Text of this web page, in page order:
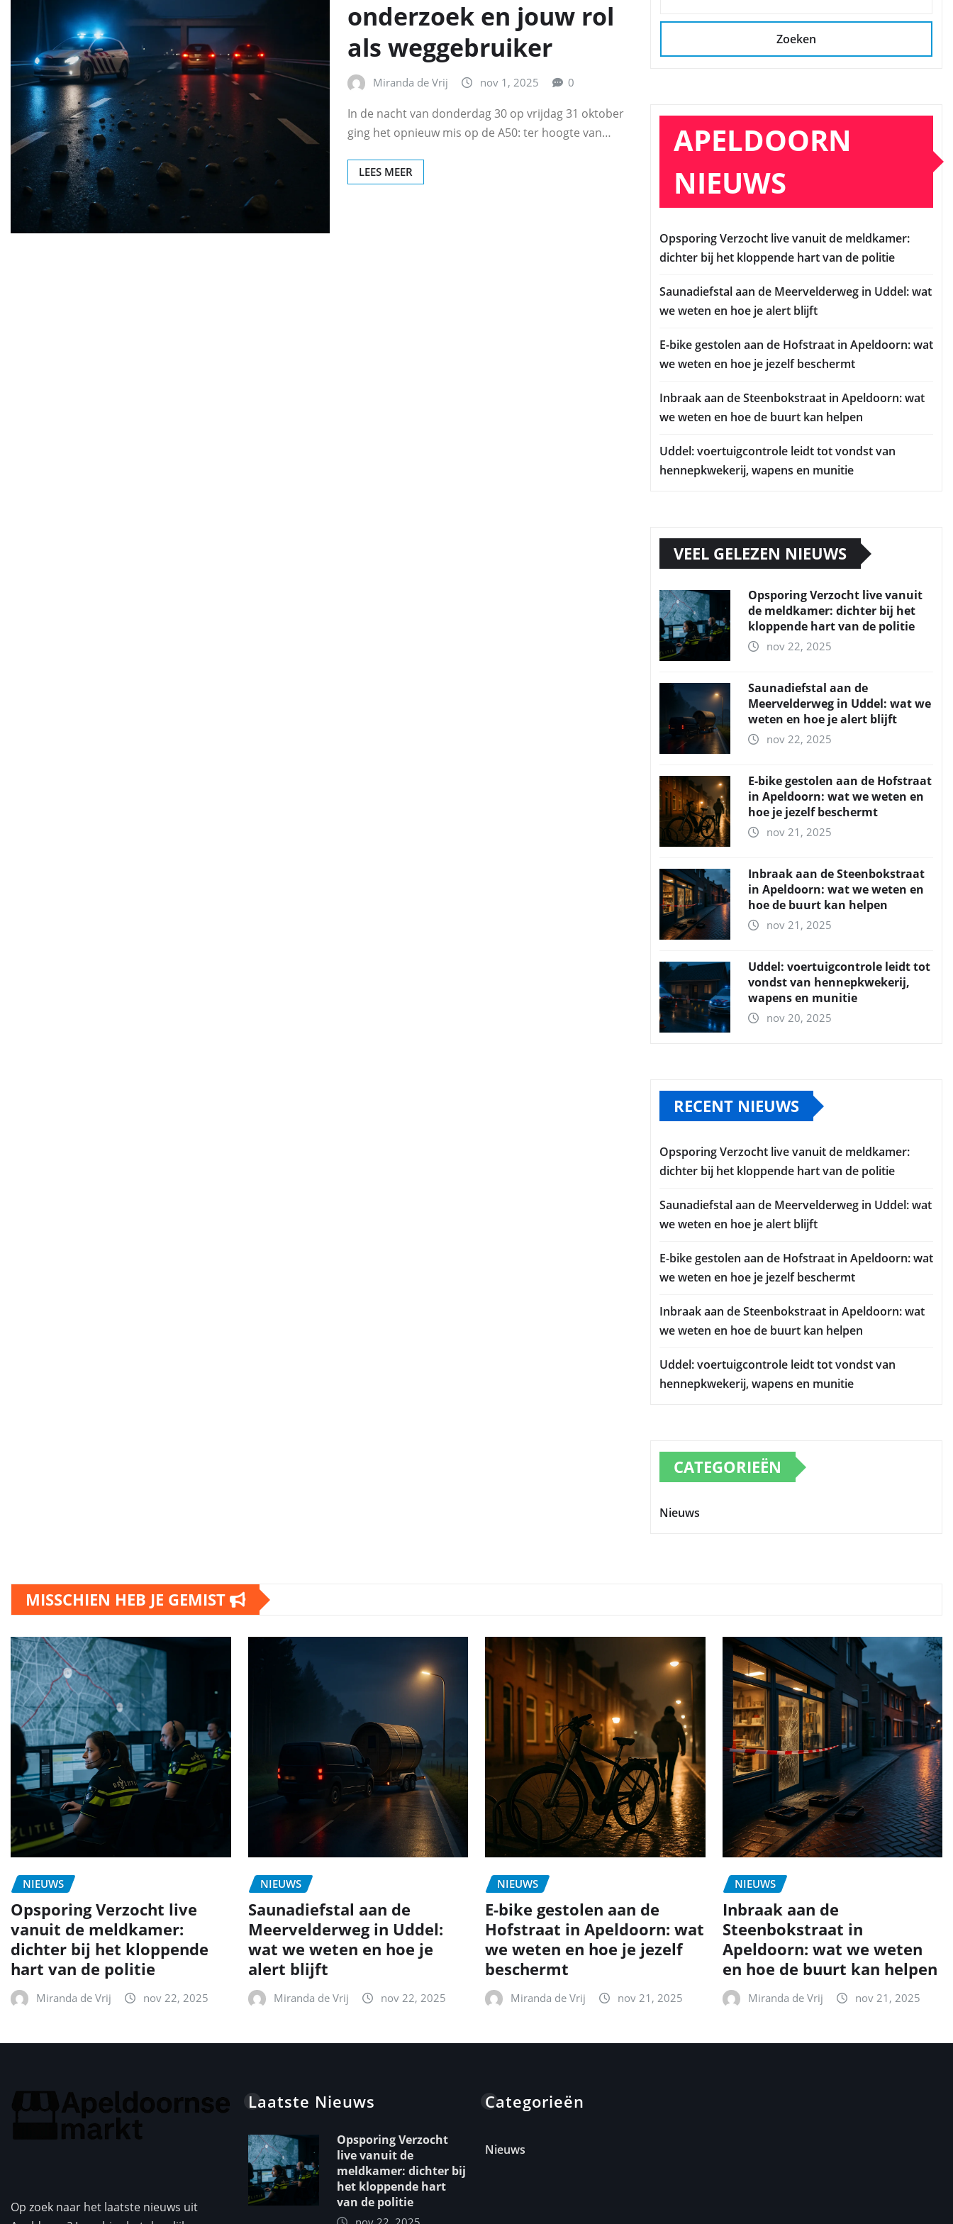
onderzoek en jouw rol
als weggebruiker
Miranda de Vrij nov 1, 2025 0
In de nacht van donderdag 30 op vrijdag 31 oktober
ging het opnieuw mis op de A50: ter hoogte van…
LEES MEER
Zoeken
APELDOORN
NIEUWS
Opsporing Verzocht live vanuit de meldkamer:
dichter bij het kloppende hart van de politie
Saunadiefstal aan de Meervelderweg in Uddel: wat
we weten en hoe je alert blijft
E-bike gestolen aan de Hofstraat in Apeldoorn: wat
we weten en hoe je jezelf beschermt
Inbraak aan de Steenbokstraat in Apeldoorn: wat
we weten en hoe de buurt kan helpen
Uddel: voertuigcontrole leidt tot vondst van
hennepkwekerij, wapens en munitie
VEEL GELEZEN NIEUWS
Opsporing Verzocht live vanuit
de meldkamer: dichter bij het
kloppende hart van de politie
nov 22, 2025
Saunadiefstal aan de
Meervelderweg in Uddel: wat we
weten en hoe je alert blijft
nov 22, 2025
E-bike gestolen aan de Hofstraat
in Apeldoorn: wat we weten en
hoe je jezelf beschermt
nov 21, 2025
Inbraak aan de Steenbokstraat
in Apeldoorn: wat we weten en
hoe de buurt kan helpen
nov 21, 2025
Uddel: voertuigcontrole leidt tot
vondst van hennepkwekerij,
wapens en munitie
nov 20, 2025
RECENT NIEUWS
Opsporing Verzocht live vanuit de meldkamer:
dichter bij het kloppende hart van de politie
Saunadiefstal aan de Meervelderweg in Uddel: wat
we weten en hoe je alert blijft
E-bike gestolen aan de Hofstraat in Apeldoorn: wat
we weten en hoe je jezelf beschermt
Inbraak aan de Steenbokstraat in Apeldoorn: wat
we weten en hoe de buurt kan helpen
Uddel: voertuigcontrole leidt tot vondst van
hennepkwekerij, wapens en munitie
CATEGORIEËN
Nieuws
MISSCHIEN HEB JE GEMIST
NIEUWS
Opsporing Verzocht live
vanuit de meldkamer:
dichter bij het kloppende
hart van de politie
Miranda de Vrij nov 22, 2025
NIEUWS
Saunadiefstal aan de
Meervelderweg in Uddel:
wat we weten en hoe je
alert blijft
Miranda de Vrij nov 22, 2025
NIEUWS
E-bike gestolen aan de
Hofstraat in Apeldoorn: wat
we weten en hoe je jezelf
beschermt
Miranda de Vrij nov 21, 2025
NIEUWS
Inbraak aan de
Steenbokstraat in
Apeldoorn: wat we weten
en hoe de buurt kan helpen
Miranda de Vrij nov 21, 2025
Op zoek naar het laatste nieuws uit
Laatste Nieuws
Opsporing Verzocht
live vanuit de
meldkamer: dichter bij
het kloppende hart
van de politie
Categorieën
Nieuws